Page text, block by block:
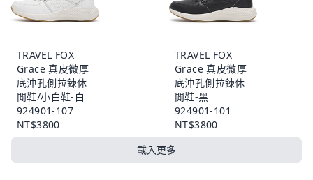
TRAVEL FOX
Grace 真皮微厚
底沖孔側拉鍊休
閒鞋/小白鞋-白
924901-107
NT$3800
TRAVEL FOX
Grace 真皮微厚
底沖孔側拉鍊休
閒鞋-黑
924901-101
NT$3800
載入更多